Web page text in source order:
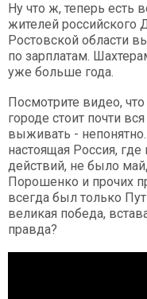
Ну что ж, теперь есть
жителей российского
Ростовской области
по зарплатам.
уже больше года.
Посмотрите видео,
городе стоит почти
выживать -
настоящая Россия,
действий, не было
Порошенко и прочих
всегда был только
великая победа,
правда?